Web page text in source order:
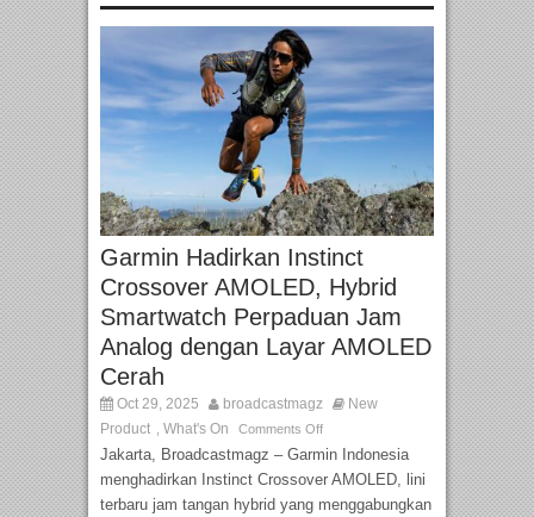
Garmin Hadirkan Instinct
Crossover AMOLED, Hybrid
Smartwatch Perpaduan Jam
Analog dengan Layar AMOLED
Cerah
Oct 29, 2025 broadcastmagz
New
Product
What's On Comments Off
Jakarta, Broadcastmagz – Garmin Indonesia
menghadirkan Instinct Crossover AMOLED, lini
terbaru jam tangan hybrid yang menggabungkan